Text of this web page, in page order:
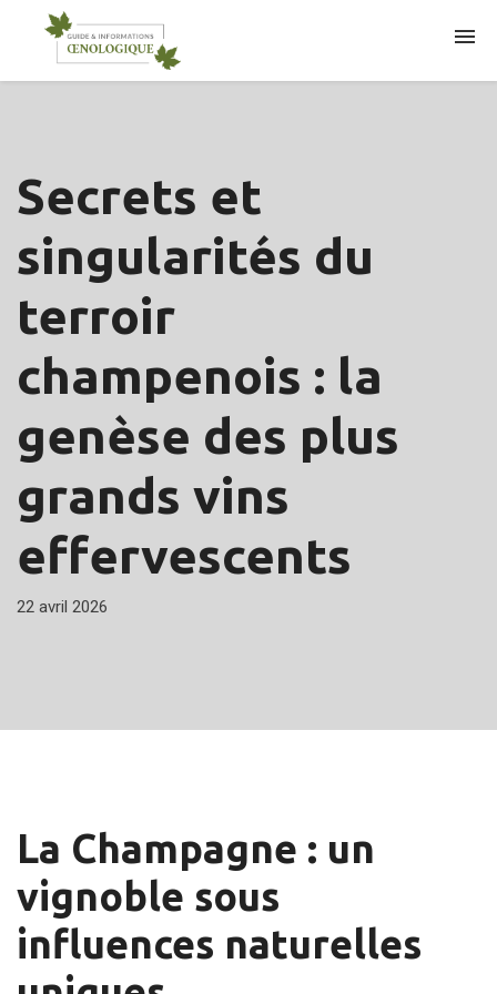
Secrets et
singularités du
terroir
champenois : la
genèse des plus
grands vins
effervescents
22 avril 2026
La Champagne : un
vignoble sous
influences naturelles